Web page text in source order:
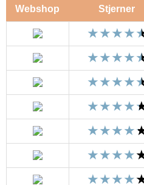
Webshop Stjerner